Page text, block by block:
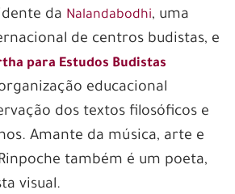
da Nalandabodhi, uma
de centros budistas, e
para Estudos Budistas
educacional
dos textos filosóficos e
Amante da música, arte e
também é um poeta,
visual.